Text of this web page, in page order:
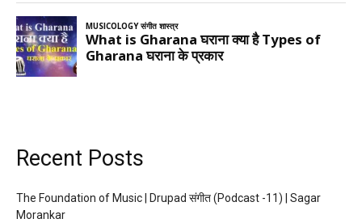
Recent Posts
The Foundation of Music | Drupad संगीत (Podcast -11) | Sagar
Morankar